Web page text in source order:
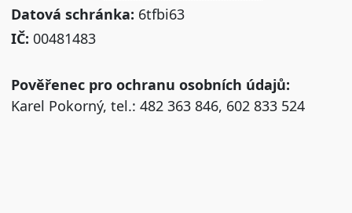
Datová schránka: 6tfbi63
IČ: 00481483
Pověřenec pro ochranu osobních údajů:
Karel Pokorný, tel.: 482 363 846, 602 833 524